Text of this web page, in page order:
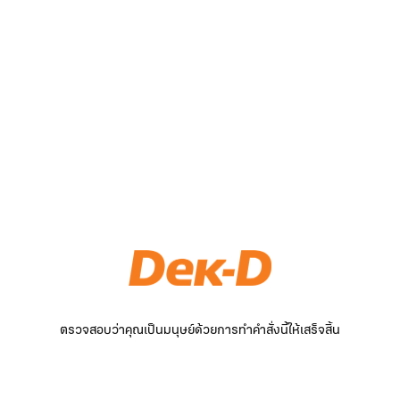
ตรวจสอบว่าคุณเป็นมนุษย์ด้วยการทำคำสั่งนี้ให้เสร็จสิ้น